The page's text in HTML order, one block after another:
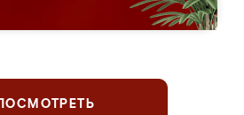
ПОСМОТРЕТЬ